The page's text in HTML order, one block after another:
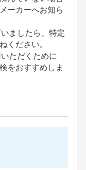
ーカーへお知ら
ましたら、特定
ください。
ただくために
をおすすめしま